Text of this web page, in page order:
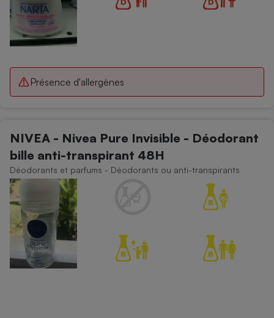
Présence d'allergènes
NIVEA - Nivea Pure Invisible - Déodorant
bille anti-transpirant 48H
Déodorants et parfums - Déodorants ou anti-transpirants